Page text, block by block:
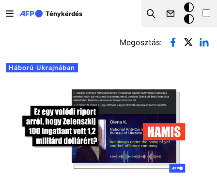
Ténykérdés
Search
Sötét
mód
Elsődleges fülek
Háború Ukrajnában
Megosztás: